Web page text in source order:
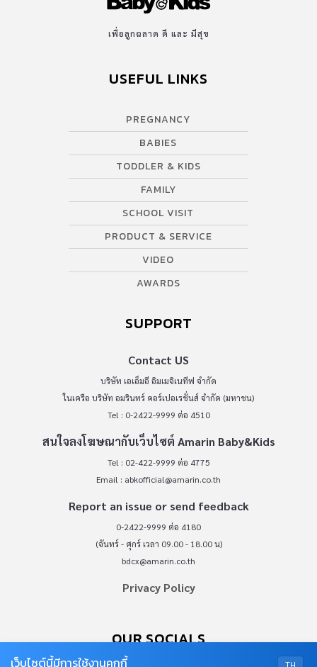
เพื่อลูกฉลาด ดี และ มีสุข
USEFUL LINKS
PREGNANCY
BABIES
TODDLER & KIDS
FAMILY
SCHOOL VISIT
PRODUCT & SERVICE
VIDEO
AWARDS
SUPPORT
Contact US
บริษัท เอเอ็มอี อิมเมจิเนทีฟ จำกัด
ในเครือ บริษัท อมรินทร์ คอร์เปอเรชั่นส์ จำกัด (มหาชน)
Tel : 0-2422-9999 ต่อ 4510
สนใจลงโฆษณากับเว็บไซต์ Amarin Baby&Kids
Tel : 02-422-9999 ต่อ 4775
Email : abkofficial@amarin.co.th
Report an issue or send feedback
0-2422-9999 ต่อ 4180
(จันทร์ - ศุกร์ เวลา 09.00 - 18.00 น)
bdcx@amarin.co.th
Privacy Policy
OUR SOCIALS
เว็บไซต์นี้มีการใช้งานคุกกี้